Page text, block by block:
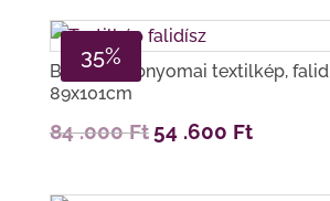
35%
Buddha lábnyomai textilkép,
89x101cm
84 .000Ft Original
54 .600 FtCurrent